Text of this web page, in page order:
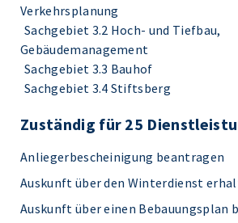
Verkehrsplanung
Sachgebiet 3.2 Hoch- und Tiefbau,
Gebäudemanagement
Sachgebiet 3.3 Bauhof
Sachgebiet 3.4 Stiftsberg
Zuständig für 25
Anliegerbescheinigung beantragen
Auskunft über den Winterdienst
Auskunft über einen Bebauungsplan